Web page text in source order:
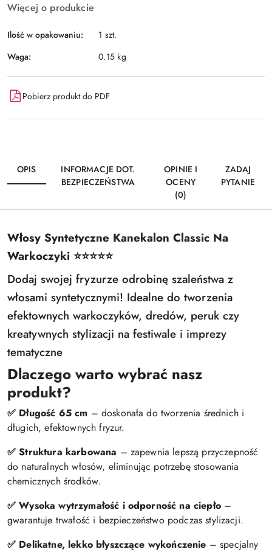
Więcej o produkcie
Ilość w opakowaniu:
1 szt.
Waga:
0.15 kg
Pobierz produkt do PDF
OPIS
INFORMACJE DOT.
BEZPIECZEŃSTWA
OPINIE I
OCENY
(0)
ZADAJ
PYTANIE
Włosy Syntetyczne Kanekalon Classic Na
Warkoczyki ⭐️⭐️⭐️⭐️⭐️
Dodaj swojej fryzurze odrobinę szaleństwa z
włosami syntetycznymi! Idealne do tworzenia
efektownych warkoczyków, dredów, peruk czy
kreatywnych stylizacji na festiwale i imprezy
tematyczne
Dlaczego warto wybrać nasz
produkt?
✅ Długość 65 cm – doskonała do tworzenia średnich i
długich, efektownych fryzur.
✅ Struktura karbowana – zapewnia lepszą przyczepność
do naturalnych włosów, eliminując potrzebę stosowania
chemicznych środków.
✅ Wysoka wytrzymałość i odporność na ciepło–
gwarantuje trwałość i bezpieczeństwo podczas stylizacji.
✅ Delikatne, lekko błyszczące wykończenie – specjalny